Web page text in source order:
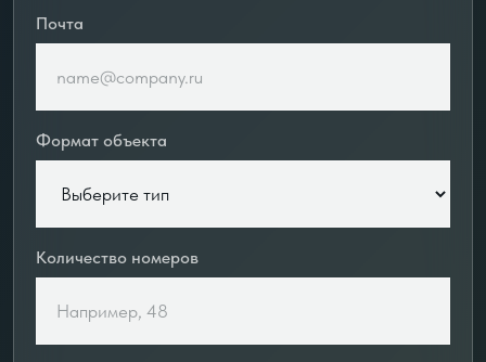
Почта
Формат объекта
Количество номеров